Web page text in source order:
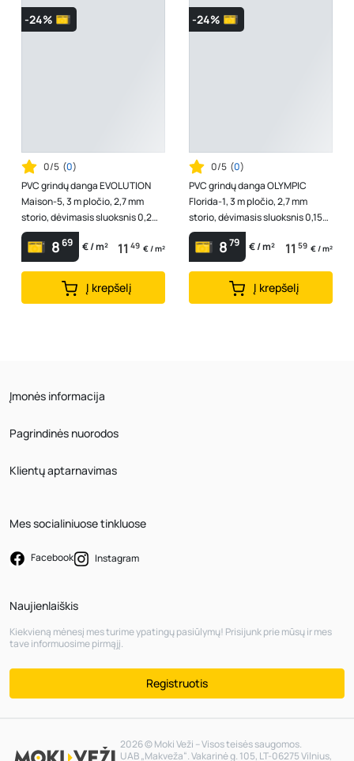
-24%
0/5 (0)
PVC grindų danga EVOLUTION
Maison-5, 3 m pločio, 2,7 mm
storio, dėvimasis sluoksnis 0,2
mm, polivinilchloridas, Serbija
869 € / m² 11 49 € / m²
Į krepšelį
-24%
0/5 (0)
PVC grindų danga OLYMPIC
Florida-1, 3 m pločio, 2,7 mm
storio, dėvimasis sluoksnis 0,15
mm, svoris 1700 g/m2, polivinilc...
879 € / m² 11 59 € / m²
Į krepšelį
Įmonės informacija
Pagrindinės nuorodos
Klientų aptarnavimas
Mes socialiniuose tinkluose
Facebook Instagram
Naujienlaiškis
Kiekvieną mėnesį mes turime ypatingų pasiūlymų! Prisijunk prie mūsų ir mes
tave informuosime pirmąjį.
Registruotis
2026 © Moki Veži – Visos teisės saugomos.
UAB „Makveža“. Vakarinė g. 105, LT-06275 Vilnius,